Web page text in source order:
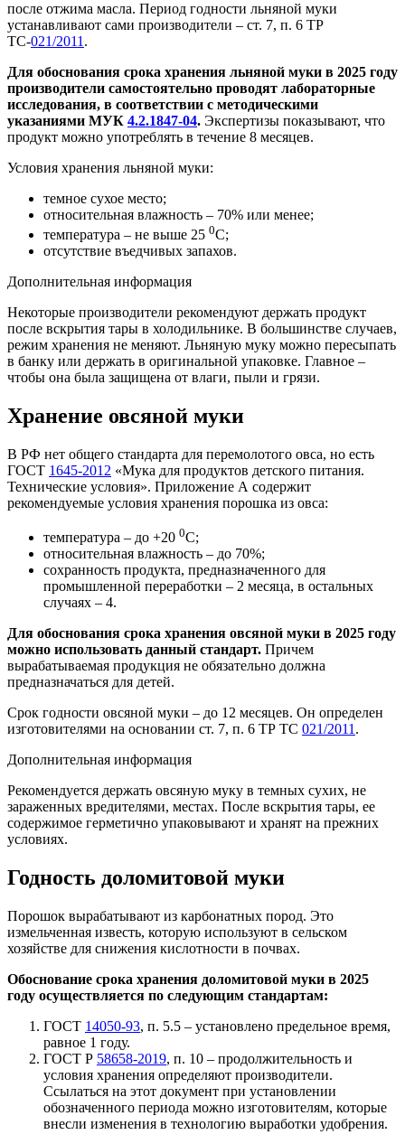
после отжима масла. Период годности льняной муки
устанавливают сами производители – ст. 7, п. 6 ТР
ТС-021/2011 .
Для обоснования срока хранения льняной муки в 2025 году
производители самостоятельно проводят лабораторные
исследования, в соответствии с методическими
указаниями МУК 4.2.1847-04. Экспертизы показывают, что
продукт можно употреблять в течение 8 месяцев.
Условия хранения льняной муки:
темное сухое место;
относительная влажность – 70% или менее;
температура – не выше 25 0С;
отсутствие въедчивых запахов.
Дополнительная информация
Некоторые производители рекомендуют держать продукт
после вскрытия тары в холодильнике. В большинстве случаев,
режим хранения не меняют. Льняную муку можно пересыпать
в банку или держать в оригинальной упаковке. Главное –
чтобы она была защищена от влаги, пыли и грязи.
Хранение овсяной муки
В РФ нет общего стандарта для перемолотого овса, но есть
ГОСТ 1645-2012 «Мука для продуктов детского питания.
Технические условия». Приложение А содержит
рекомендуемые условия хранения порошка из овса:
температура – до +20 0С;
относительная влажность – до 70%;
сохранность продукта, предназначенного для
промышленной переработки – 2 месяца, в остальных
случаях – 4.
Для обоснования срока хранения овсяной муки в 2025 году
можно использовать данный стандарт. Причем
вырабатываемая продукция не обязательно должна
предназначаться для детей.
Срок годности овсяной муки – до 12 месяцев. Он определен
изготовителями на основании ст. 7, п. 6 ТР ТС 021/2011 .
Дополнительная информация
Рекомендуется держать овсяную муку в темных сухих, не
зараженных вредителями, местах. После вскрытия тары, ее
содержимое герметично упаковывают и хранят на прежних
условиях.
Годность доломитовой муки
Порошок вырабатывают из карбонатных пород. Это
измельченная известь, которую используют в сельском
хозяйстве для снижения кислотности в почвах.
Обоснование срока хранения доломитовой муки в 2025
году осуществляется по следующим стандартам:
ГОСТ 14050-93, п. 5.5 – установлено предельное время,
равное 1 году.
ГОСТ Р 58658-2019, п. 10 – продолжительность и
условия хранения определяют производители.
Ссылаться на этот документ при установлении
обозначенного периода можно изготовителям, которые
внесли изменения в технологию выработки удобрения.